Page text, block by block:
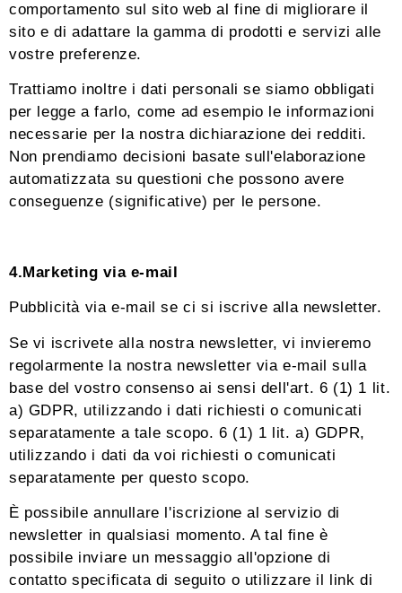
comportamento sul sito web al fine di migliorare il
sito e di adattare la gamma di prodotti e servizi alle
vostre preferenze.
Trattiamo inoltre i dati personali se siamo obbligati
per legge a farlo, come ad esempio le informazioni
necessarie per la nostra dichiarazione dei redditi.
Non prendiamo decisioni basate sull'elaborazione
automatizzata su questioni che possono avere
conseguenze (significative) per le persone.
4.Marketing via e-mail
Pubblicità via e-mail se ci si iscrive alla newsletter.
Se vi iscrivete alla nostra newsletter, vi invieremo
regolarmente la nostra newsletter via e-mail sulla
base del vostro consenso ai sensi dell'art. 6 (1) 1 lit.
a) GDPR, utilizzando i dati richiesti o comunicati
separatamente a tale scopo. 6 (1) 1 lit. a) GDPR,
utilizzando i dati da voi richiesti o comunicati
separatamente per questo scopo.
È possibile annullare l'iscrizione al servizio di
newsletter in qualsiasi momento. A tal fine è
possibile inviare un messaggio all'opzione di
contatto specificata di seguito o utilizzare il link di